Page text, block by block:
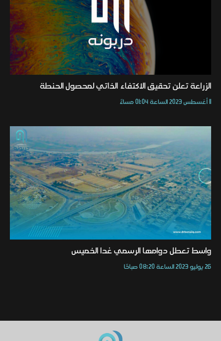
الزراعة تعلن تحقيق الاكتفاء الذاتي لمحصول الحنطة
11 أغسطس 2023 الساعة 01:04 مساءً
واسط تعطل دوامها الرسمي غدا الخميس
26 يوليو 2023 الساعة 08:20 صباحًا